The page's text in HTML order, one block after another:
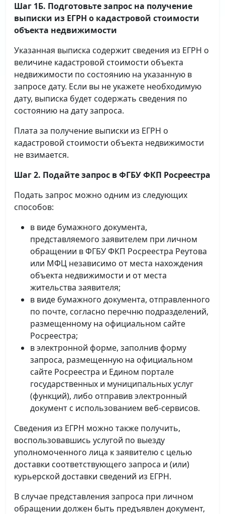
Шаг 1Б. Подготовьте запрос на получение
выписки из ЕГРН о кадастровой стоимости
объекта недвижимости
Указанная выписка содержит сведения из ЕГРН о
величине кадастровой стоимости объекта
недвижимости по состоянию на указанную в
запросе дату. Если вы не укажете необходимую
дату, выписка будет содержать сведения по
состоянию на дату запроса.
Плата за получение выписки из ЕГРН о
кадастровой стоимости объекта недвижимости
не взимается.
Шаг 2. Подайте запрос в ФГБУ ФКП Росреестра
Подать запрос можно одним из следующих
способов:
в виде бумажного документа,
представляемого заявителем при личном
обращении в ФГБУ ФКП Росреестра Реутова
или МФЦ независимо от места нахождения
объекта недвижимости и от места
жительства заявителя;
в виде бумажного документа, отправленного
по почте, согласно перечню подразделений,
размещенному на официальном сайте
Росреестра;
в электронной форме, заполнив форму
запроса, размещенную на официальном
сайте Росреестра и Едином портале
государственных и муниципальных услуг
(функций), либо отправив электронный
документ с использованием веб-сервисов.
Сведения из ЕГРН можно также получить,
воспользовавшись услугой по выезду
уполномоченного лица к заявителю с целью
доставки соответствующего запроса и (или)
курьерской доставки сведений из ЕГРН.
В случае представления запроса при личном
обращении должен быть предъявлен документ,